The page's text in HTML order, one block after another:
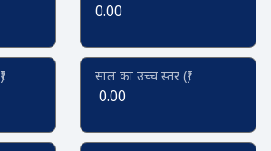
0.00
साल का उच्च स्तर (₹)
0.00